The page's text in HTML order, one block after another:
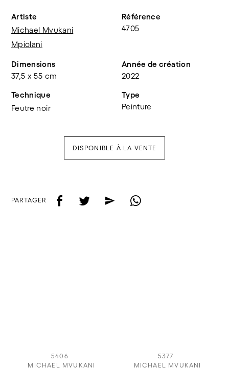
Artiste
Michael Mvukani
Mpiolani
Référence
4705
Dimensions
37,5 x 55 cm
Année de création
2022
Technique
Feutre noir
Type
Peinture
DISPONIBLE À LA VENTE
PARTAGER f t e w
5406
MICHAEL MVUKANI
5377
MICHAEL MVUKANI